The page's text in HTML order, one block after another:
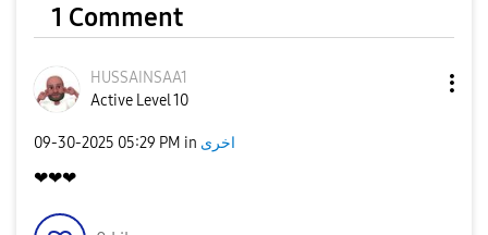
1 Comment
HUSSAINSAA1
Active Level 10
‎09-30-2025 05:29 PM in اخرى
❤❤❤